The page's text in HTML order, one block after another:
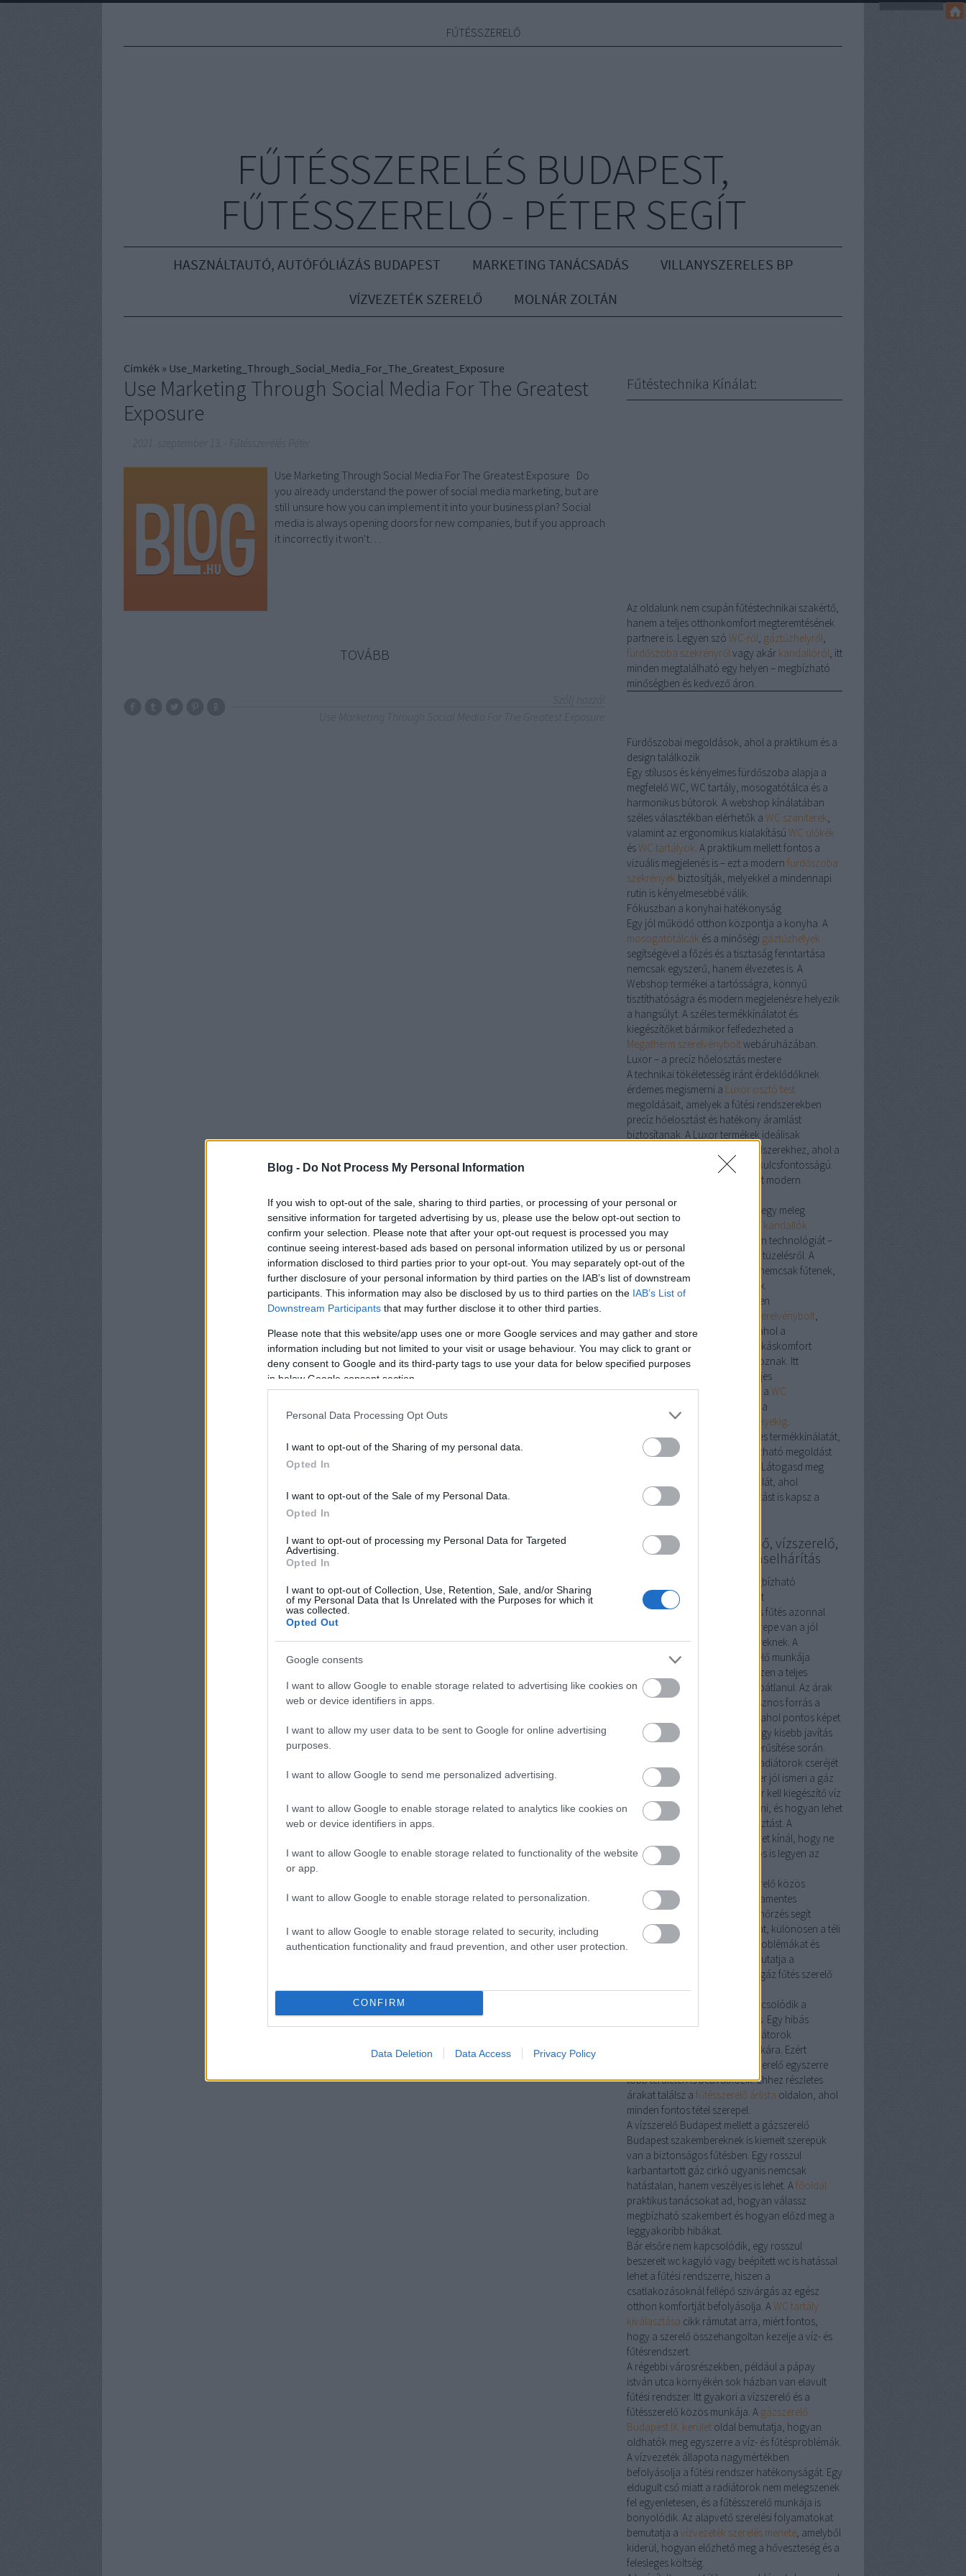
Blog - Do Not Process My Personal Information
If you wish to opt-out of the sale, sharing to third parties, or processing of your personal or
sensitive information for targeted advertising by us, please use the below opt-out section to
confirm your selection. Please note that after your opt-out request is processed you may
continue seeing interest-based ads based on personal information utilized by us or personal
information disclosed to third parties prior to your opt-out. You may separately opt-out of the
further disclosure of your personal information by third parties on the IAB’s list of downstream
participants. This information may also be disclosed by us to third parties on the IAB’s List of
Downstream Participants that may further disclose it to other third parties.
Please note that this website/app uses one or more Google services and may gather and store
information including but not limited to your visit or usage behaviour. You may click to grant or
deny consent to Google and its third-party tags to use your data for below specified purposes
in below Google consent section.
Personal Data Processing Opt Outs
I want to opt-out of the Sharing of my personal data.
Opted In
I want to opt-out of the Sale of my Personal Data.
Opted In
I want to opt-out of processing my Personal Data for Targeted
Advertising.
Opted In
I want to opt-out of Collection, Use, Retention, Sale, and/or Sharing
of my Personal Data that Is Unrelated with the Purposes for which it
was collected.
Opted Out
Google consents
I want to allow Google to enable storage related to advertising like cookies on
web or device identifiers in apps.
I want to allow my user data to be sent to Google for online advertising
purposes.
I want to allow Google to send me personalized advertising.
I want to allow Google to enable storage related to analytics like cookies on
web or device identifiers in apps.
I want to allow Google to enable storage related to functionality of the website
or app.
I want to allow Google to enable storage related to personalization.
I want to allow Google to enable storage related to security, including
authentication functionality and fraud prevention, and other user protection.
CONFIRM
Data Deletion Data Access Privacy Policy
FŰTÉSSZERELŐ
FŰTÉSSZERELÉS BUDAPEST,
FŰTÉSSZERELŐ - PÉTER SEGÍT
HASZNÁLTAUTÓ, AUTÓFÓLIÁZÁS BUDAPEST MARKETING TANÁCSADÁS
VILLANYSZERELES BP
VÍZVEZETÉK SZERELŐ
MOLNÁR ZOLTÁN
Címkék » Use_Marketing_Through_Social_Media_For_The_Greatest_Exposure
Use Marketing Through Social Media For The Greatest
Exposure
Use Marketing Through Social Media For The Greatest Exposure Do
you already understand the power of social media marketing, but are
still unsure how you can implement it into your business plan? Social
media is always opening doors for new companies, but if you approach
it incorrectly it won't…
TOVÁBB
Fűtéstechnika Kínálat:
Az oldalunk nem csupán fűtéstechnikai szakértő,
hanem a teljes otthonkomfort megteremtésének
partnere is. Legyen szó WC-ről, gáztűzhelyről,
fürdőszoba szekrényrőlvagy akár kandallóról, itt
minden megtalálható egy helyen – megbízható
minőségben és kedvező áron.
Fürdőszobai megoldások, ahol a praktikum és a
design találkozik
Egy stílusos és kényelmes fürdőszoba alapja a
megfelelő WC, WC tartály, mosogatótálca és a
harmonikus bútorok. A webshop kínálatában
széles választékban elérhetők a WC szaniterek,
valamint az ergonomikus kialakítású WC ülőkék
ésWC tartályok. A praktikum mellett fontos a
vizuális megjelenés is – ezt a modern fürdőszoba
szekrények biztosítják, melyekkel a mindennapi
rutin is kényelmesebbé válik.
Fókuszban a konyhai hatékonyság
Egy jól működő otthon központja a konyha. A
mosogatótálcák és a minőségi gáztűzhelyek
segítségével a főzés és a tisztaság fenntartása
nemcsak egyszerű, hanem élvezetes is. A
Webshop termékei a tartósságra, könnyű
tisztíthatóságra és modern megjelenésre helyezik
a hangsúlyt. A széles termékkínálatot és
kiegészítőket bármikor felfedezheted a
Megatherm szerelvényboltwebáruházában.
Luxor – a precíz hőelosztás mestere
A technikai tökéletesség iránt érdeklődőknek
érdemes megismerni a Luxor osztó test
megoldásait, amelyek a fűtési rendszerekben
precíz hőelosztást és hatékony áramlást
biztosítanak. A Luxor termékek ideálisak
padlófűtésekhez és zónás rendszerekhez, ahol a
pontosság és megbízhatóság kulcsfontosságú.
Kandalló: a klasszikus hangulat modern
Nincs is meghittebb érzés, mint egy meleg
kandallómellett eltöltött este. A kandallók
egyesítik a tradíciót és a modern technológiát –
legyen szó fa-, gáz- vagy pellet tüzelésről. A
kínálatban található modellek nemcsak fűtenek,
hanem a lakás díszévé is válnak.
Komplex megoldások egy helyen
szerelvénybolt,
hanem egy szakmai központ, ahol a
fűtéstechnikai, vízvezetéki és lakáskomfort
termékek harmonikusan találkoznak. Itt
megtalálható minden, ami a teljes
otthonfelújításhoz szükséges – a WC
, a
mosogatótálcáktól
gáztűzhelyekig.
Fedezd fel a
teljes termékkínálatát,
és találd meg a stílusos, megbízható megoldást
otthonod minden helyiségébe. Látogasd meg
weboldalát, ahol
inspirációt és szakmai támogatást is kapsz a
Gázszerelő, fűtésszerelő, vízszerelő,
fogszabályozás, duguláselhárítás
Fűtésszerelés Budapesten: megbízható
szakemberek a meleg otthonért
A hideg hónapokban egy hibás fűtés azonnal
megmutatja, milyen fontos szerepe van a jól
képzettfűtésszerelő
szakembereknek. A
vízvezeték szerelő
vízszerelő munkája
sokszor kiegészíti egymást, hiszen a teljes
rendszer csak így működhet hibátlanul. Az árak
és munkadíjak átlátásához hasznos forrás a
, ahol pontos képet
kapsz arról, mire számíthatsz egy kisebb javítás
vagy egy teljes rendszer korszerűsítése során.
nem csupán a radiátorok cseréjét
jelenti. Egy tapasztalt szakember jól ismeri a gáz
rendszereket, tudja, mikor kell kiegészítő víz
gáz fűtésszerelő
munkát végezni, és hogyan lehet
optimalizálni az energiafogyasztást. A
oldal számos tippet kínál, hogy ne
csak meleg, hanem biztonságos is legyen az
otthonod.
fűtésszerelő közös
feladata a kazán és a cirkó hibamentes
üzemeltetése. A rendszeres ellenőrzés segít
megelőzni a meghibásodásokat, különösen a téli
szezon előtt. A leggyakoribb problémákat és
megoldásokat részletesen bemutatja a
víz gáz fűtés szerelő
feladatai is szerepelnek.
kell, gyakran kapcsolódik a
munkája a fűtési rendszerhez is. Egy hibás
hatással lehet a radiátorok
működésére és a cirkó hatásfokára. Ezért
víz gáz fűtésszerelő egyszerre
több területen is beavatkozik. Ehhez részletes
árakat találsz a fűtésszerelő árlista oldalon, ahol
minden fontos tétel szerepel.
Avízszerelő Budapest mellett a gázszerelő
Budapest szakembereknek is kiemelt szerepük
van a biztonságos fűtésben. Egy rosszul
karbantartott gáz cirkó ugyanis nemcsak
hatástalan, hanem veszélyes is lehet. Afőoldal
praktikus tanácsokat ad, hogyan válassz
megbízható szakembert és hogyan előzd meg a
leggyakoribb hibákat.
Bár elsőre nem kapcsolódik, egy rosszul
beszereltwc kagyló vagy beépített wc is hatással
lehet a fűtési rendszerre, hiszen a
csatlakozásoknál fellépő szivárgás az egész
otthon komfortját befolyásolja. AWC tartály
kiválasztása cikk rámutat arra, miért fontos,
hogy a szerelő összehangoltan kezelje a víz- és
fűtésrendszert.
A régebbi városrészekben, például a pápay
istván utca környékén sok házban van elavult
fűtési rendszer. Itt gyakori a vízszerelő és a
fűtésszerelő közös munkája. A gázszerelő
Budapest IX. kerület oldal bemutatja, hogyan
oldhatók meg egyszerre a víz- és fűtésproblémák.
Avízvezeték állapota nagymértékben
befolyásolja a fűtési rendszer hatékonyságát. Egy
eldugult cső miatt a radiátorok nem melegszenek
fel egyenletesen, és a fűtésszerelő munkája is
bonyolódik. Az alapvető szerelési folyamatokat
bemutatja a vízvezeték szerelés menete, amelyből
kiderül, hogyan előzhető meg a hőveszteség és a
felesleges költség.